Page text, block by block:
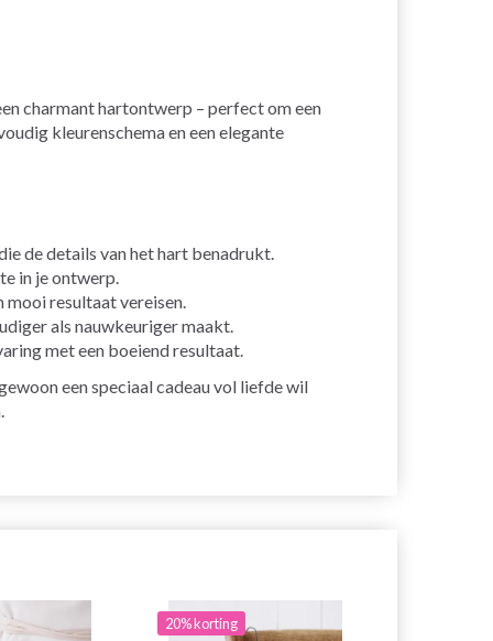
charmant hartontwerp – perfect om een
kleurenschema en een elegante
de details van het hart benadrukt.
in je ontwerp.
mooi resultaat vereisen.
als nauwkeuriger maakt.
met een boeiend resultaat.
een speciaal cadeau vol liefde wil
20% korting